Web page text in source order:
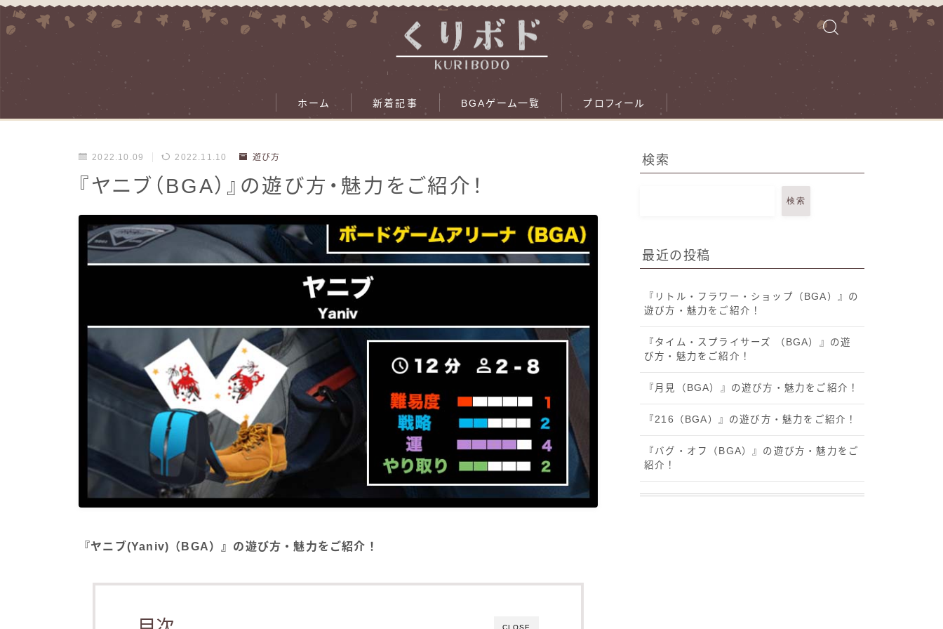
ホーム 新着記事 BGAゲーム一覧 プロフィール
2022.10.09 2022.11.10 遊び方
『ヤニブ（BGA）』の遊び方・魅力をご紹介！
『ヤニブ(Yaniv)（BGA）』の遊び方・魅力をご紹介！
CLOSE
検索
検索
最近の投稿
『リトル・フラワー・ショップ（BGA）』の
遊び方・魅力をご紹介！
『タイム・スプライサーズ （BGA）』の遊
び方・魅力をご紹介！
『月見（BGA）』の遊び方・魅力をご紹介！
『216（BGA）』の遊び方・魅力をご紹介！
『バグ・オフ（BGA）』の遊び方・魅力をご
紹介！